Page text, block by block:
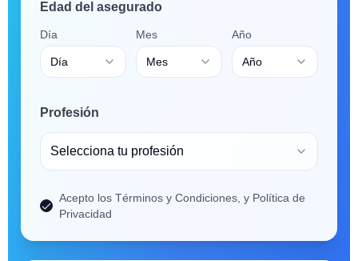
Edad del asegurado
Día
Día
Mes
Mes
Año
Año
Profesión
Selecciona tu profesión
Acepto los Términos y Condiciones, y Política de
Privacidad